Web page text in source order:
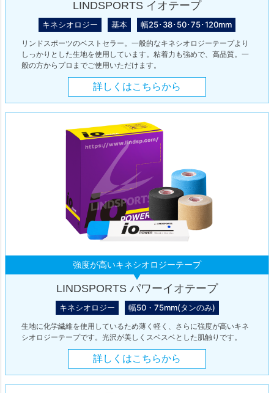
LINDSPORTS イオテープ
キネシオロジー 基本 幅25･38･50･75･120mm
リンドスポーツのベストセラー。一般的なキネシオロジーテープより
しっかりとした生地を使用しています。粘着力も強めで、高品質。一
般の方からプロまでご使用いただけます。
詳しくはこちらから
強度が高いキネシオロジーテープ
LINDSPORTS パワーイオテープ
キネシオロジー 幅50・75mm(タンのみ)
生地に化学繊維を使用しているため薄く軽く、さらに強度が高いキネ
シオロジーテープです。光沢が美しくスベスベとした肌触りです。
詳しくはこちらから